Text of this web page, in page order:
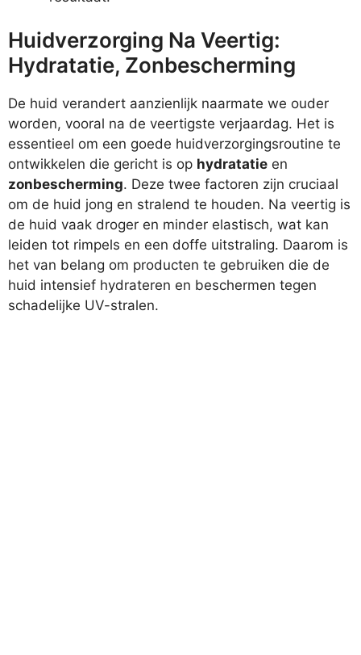
Huidverzorging Na Veertig:
Hydratatie, Zonbescherming
De huid verandert aanzienlijk naarmate we ouder
worden, vooral na de veertigste verjaardag. Het is
essentieel om een goede huidverzorgingsroutine te
ontwikkelen die gericht is op hydratatie en
zonbescherming. Deze twee factoren zijn cruciaal
om de huid jong en stralend te houden. Na veertig is
de huid vaak droger en minder elastisch, wat kan
leiden tot rimpels en een doffe uitstraling. Daarom is
het van belang om producten te gebruiken die de
huid intensief hydrateren en beschermen tegen
schadelijke UV-stralen.